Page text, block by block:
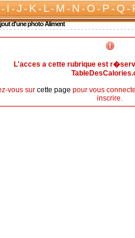
I-J-K-L-M-N-O-P-Q-
d'une photo Aliment
L'acces a cette rubrique est
vous sur cette page pour vous
inscrire.